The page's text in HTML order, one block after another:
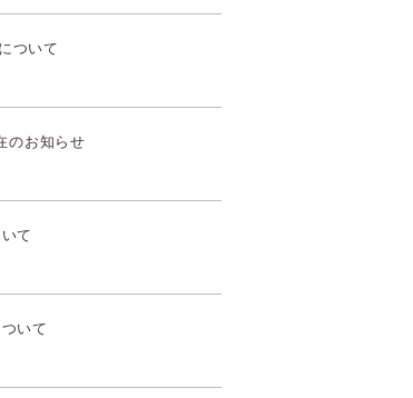
ついて
のお知らせ
て
いて